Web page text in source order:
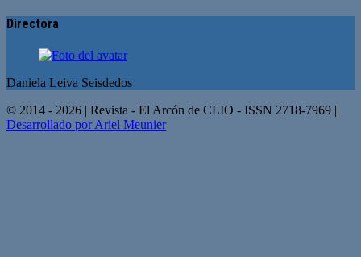
Directora
Daniela Leiva Seisdedos
© 2014 - 2026 | Revista - El Arcón de CLIO - ISSN 2718-7969 |
Desarrollado por Ariel Meunier